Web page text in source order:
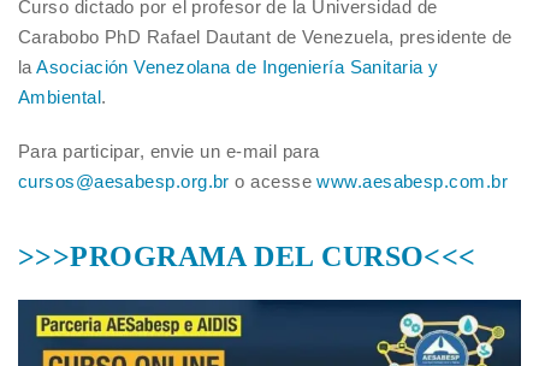
Curso dictado por el profesor de la Universidad de
Carabobo PhD Rafael Dautant de Venezuela, presidente de
laAsociación Venezolana de Ingeniería Sanitaria y
Ambiental.
Para participar, envie un e-mail para
cursos@aesabesp.org.br o acessewww.aesabesp.com.br
>>>PROGRAMA DEL CURSO<<<